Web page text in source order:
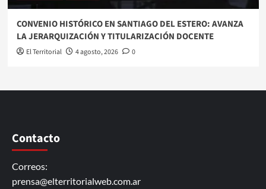
CONVENIO HISTÓRICO EN SANTIAGO DEL ESTERO: AVANZA
LA JERARQUIZACIÓN Y TITULARIZACIÓN DOCENTE
El Territorial 4 agosto, 2026 0
Contacto
Correos:
prensa@elterritorialweb.com.ar